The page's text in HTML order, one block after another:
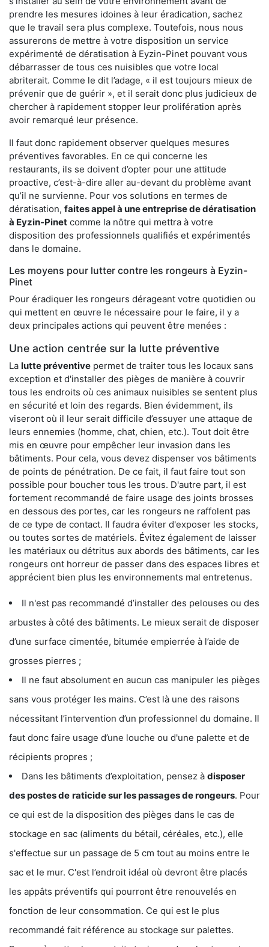
prendre les mesures idoines à leur éradication, sachez
que le travail sera plus complexe. Toutefois, nous nous
assurerons de mettre à votre disposition un service
expérimenté de dératisation à Eyzin-Pinet pouvant vous
débarrasser de tous ces nuisibles que votre local
abriterait. Comme le dit l’adage, « il est toujours mieux de
prévenir que de guérir », et il serait donc plus judicieux de
chercher à rapidement stopper leur prolifération après
avoir remarqué leur présence.
Il faut donc rapidement observer quelques mesures
préventives favorables. En ce qui concerne les
restaurants, ils se doivent d’opter pour une attitude
proactive, c’est-à-dire aller au-devant du problème avant
qu’il ne survienne. Pour vos solutions en termes de
dératisation, faites appel à une entreprise de dératisation
à Eyzin-Pinet comme la nôtre qui mettra à votre
disposition des professionnels qualifiés et expérimentés
dans le domaine.
Les moyens pour lutter contre les rongeurs à Eyzin-
Pinet
Pour éradiquer les rongeurs dérageant votre quotidien ou
qui mettent en œuvre le nécessaire pour le faire, il y a
deux principales actions qui peuvent être menées :
Une action centrée sur la lutte préventive
La lutte préventive permet de traiter tous les locaux sans
exception et d'installer des pièges de manière à couvrir
tous les endroits où ces animaux nuisibles se sentent plus
en sécurité et loin des regards. Bien évidemment, ils
viseront où il leur serait difficile d’essuyer une attaque de
leurs ennemies (homme, chat, chien, etc.). Tout doit être
mis en œuvre pour empêcher leur invasion dans les
bâtiments. Pour cela, vous devez dispenser vos bâtiments
de points de pénétration. De ce fait, il faut faire tout son
possible pour boucher tous les trous. D'autre part, il est
fortement recommandé de faire usage des joints brosses
en dessous des portes, car les rongeurs ne raffolent pas
de ce type de contact. Il faudra éviter d'exposer les stocks,
ou toutes sortes de matériels. Évitez également de laisser
les matériaux ou détritus aux abords des bâtiments, car les
rongeurs ont horreur de passer dans des espaces libres et
apprécient bien plus les environnements mal entretenus.
Il n'est pas recommandé d’installer des pelouses ou des
arbustes à côté des bâtiments. Le mieux serait de disposer
d’une surface cimentée, bitumée empierrée à l’aide de
grosses pierres ;
Il ne faut absolument en aucun cas manipuler les pièges
sans vous protéger les mains. C’est là une des raisons
nécessitant l’intervention d’un professionnel du domaine. Il
faut donc faire usage d’une louche ou d'une palette et de
récipients propres ;
Dans les bâtiments d’exploitation, pensez à disposer
des postes de raticide sur les passages de rongeurs. Pour
ce qui est de la disposition des pièges dans le cas de
stockage en sac (aliments du bétail, céréales, etc.), elle
s'effectue sur un passage de 5 cm tout au moins entre le
sac et le mur. C'est l’endroit idéal où devront être placés
les appâts préventifs qui pourront être renouvelés en
fonction de leur consommation. Ce qui est le plus
recommandé fait référence au stockage sur palettes.